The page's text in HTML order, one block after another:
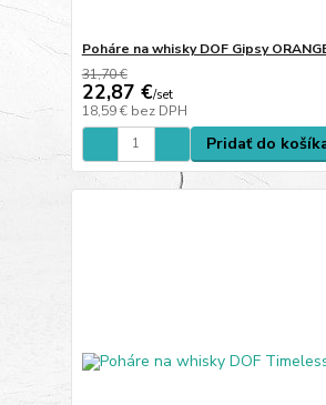
Poháre na whisky DOF Gipsy
31,70 €
22,87 €/set
18,59 € bez DPH
Pridať do